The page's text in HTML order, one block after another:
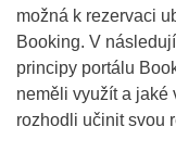
možná k rezervaci
Booking. V
principy portálu
neměli využít a jaké
rozhodli učinit svou